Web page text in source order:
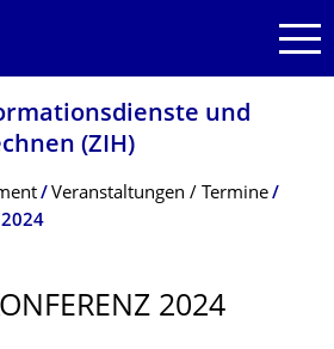
und
(ZIH)
Veranstaltungen / Termine
2024